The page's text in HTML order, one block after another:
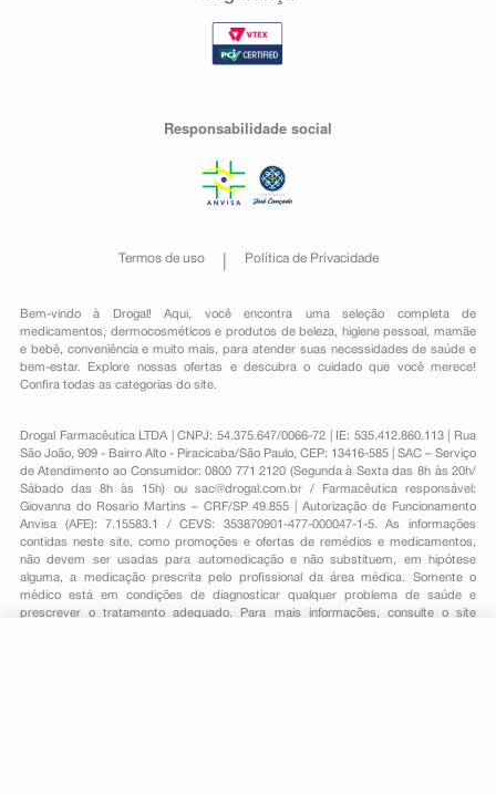
Responsabilidade social
Termos de uso Política de Privacidade
Bem-vindo à Drogal! Aqui, você encontra uma seleção completa de
medicamentos , dermocosméticos e produtos de beleza, higiene pessoal ,mamãe
e bebê, conveniênciae muito mais, para atender suas necessidades de saúde e
bem-estar. Explore nossas ofertas e descubra o cuidado que você merece!
Confira todas as categorias do site.
Drogal Farmacêutica LTDA | CNPJ: 54.375.647/0066-72 | IE: 535.412.860.113 | Rua
São João, 909 - Bairro Alto - Piracicaba/São Paulo, CEP: 13416-585 | SAC – Serviço
de Atendimento ao Consumidor: 0800 771 2120 (Segunda à Sexta das 8h às 20h/
Sábado das 8h às 15h) ou sac@drogal.com.br/ Farmacêutica responsável:
Giovanna do Rosario Martins – CRF/SP 49.855 | Autorização de Funcionamento
Anvisa (AFE): 7.15583.1 / CEVS: 353870901-477-000047-1-5. As informações
contidas neste site, como promoções e ofertas de remédios e medicamentos,
não devem ser usadas para automedicação e não substituem, em hipótese
alguma, a medicação prescrita pelo profissional da área médica. Somente o
médico está em condições de diagnosticar qualquer problema de saúde e
prescrever o tratamento adequado. Para mais informações, consulte o site